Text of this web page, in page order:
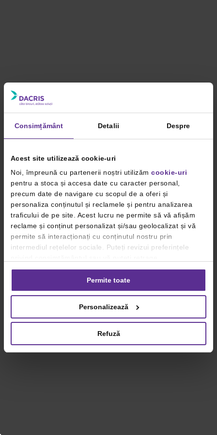
Consimțământ Detalii Despre
Acest site utilizează cookie-uri
Noi, împreună cu partenerii noștri utilizăm cookie-uri
pentru a stoca și accesa date cu caracter personal,
precum date de navigare cu scopul de a oferi și
personaliza conținutul și reclamele și pentru analizarea
traficului de pe site. Acest lucru ne permite să vă afișăm
reclame și conținut personalizat și/sau geolocalizat și vă
permite să interacționați cu conținutul nostru prin
intermediul rețelelor sociale. Puteți revizui preferințele
consimțământul oricând, făcând click pe linkul către
setările dvs. de cookie-uri.
privind utilizarea modulelor cookie.Detalii
Permite toate
Personalizează
Refuză